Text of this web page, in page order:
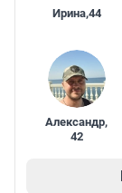
Ирина,44
Александр,
42